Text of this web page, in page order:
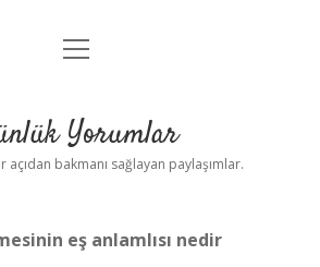
Anasayfa
Yasal Uyarı
menüyü
Yorumlar
açıdan bakmanı sağlayan paylaşımlar.
eş anlamlısı nedir